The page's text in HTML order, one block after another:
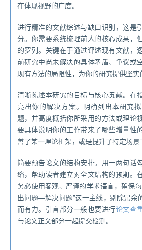
在体现视野的广度。
进行精准的文献综述与缺口识别，这是
分。你需要系统梳理前人的核心成果，
的罗列。关键在于通过评述现有文献，
前研究中尚未解决的具体矛盾、争议或
现有方法的局限性，为你的研究提供坚实
清晰陈述本研究的目标与核心贡献。在
亮出你的解决方案。明确列出本研究
题，并高度概括你所采用的方法或理论
要具体说明你的工作带来了哪些增量性
善了某一理论框架，或是提升了特定场景
简要预告论文的结构安排。用一两句话
络，帮助读者建立对全文结构的预期。
务必使用客观、严谨的学术语言，确保
出问题—解决问题”这一主线，剔除冗余
而有力。引言部分一般也要进行论文查
与论文正文部分一起提交检测。